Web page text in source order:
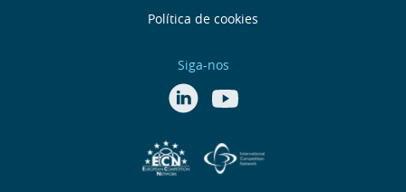
Política de cookies
Siga-nos